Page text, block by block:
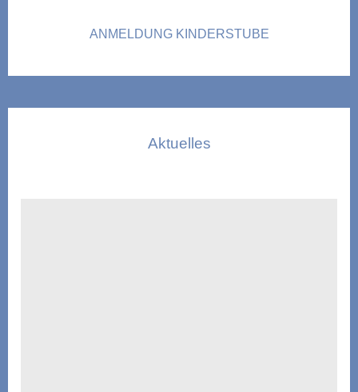
ANMELDUNG KINDERSTUBE
Aktuelles